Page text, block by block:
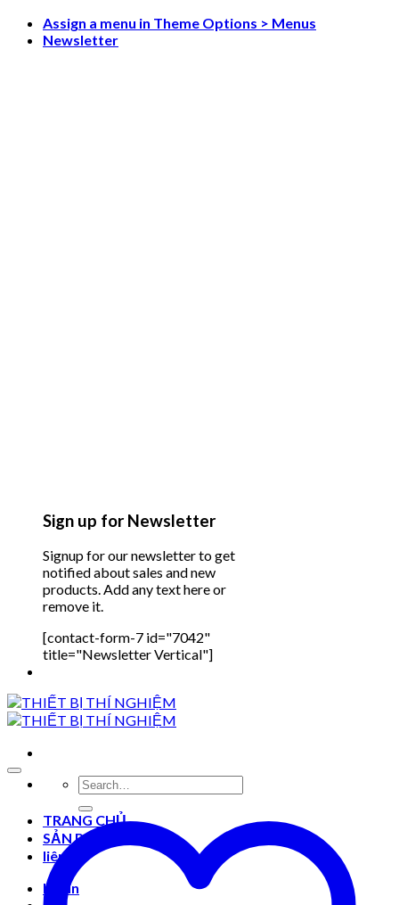
Skip
Assign a menu in Theme Options > Menus
Newsletter
Sign up for Newsletter
Signup for our newsletter to get
notified about sales and new
products. Add any text here or
remove it.
[contact-form-7 id="7042"
title="Newsletter Vertical"]
Search
for:
TRANG CHỦ
SẢN PHẨM
liên hệ
Login